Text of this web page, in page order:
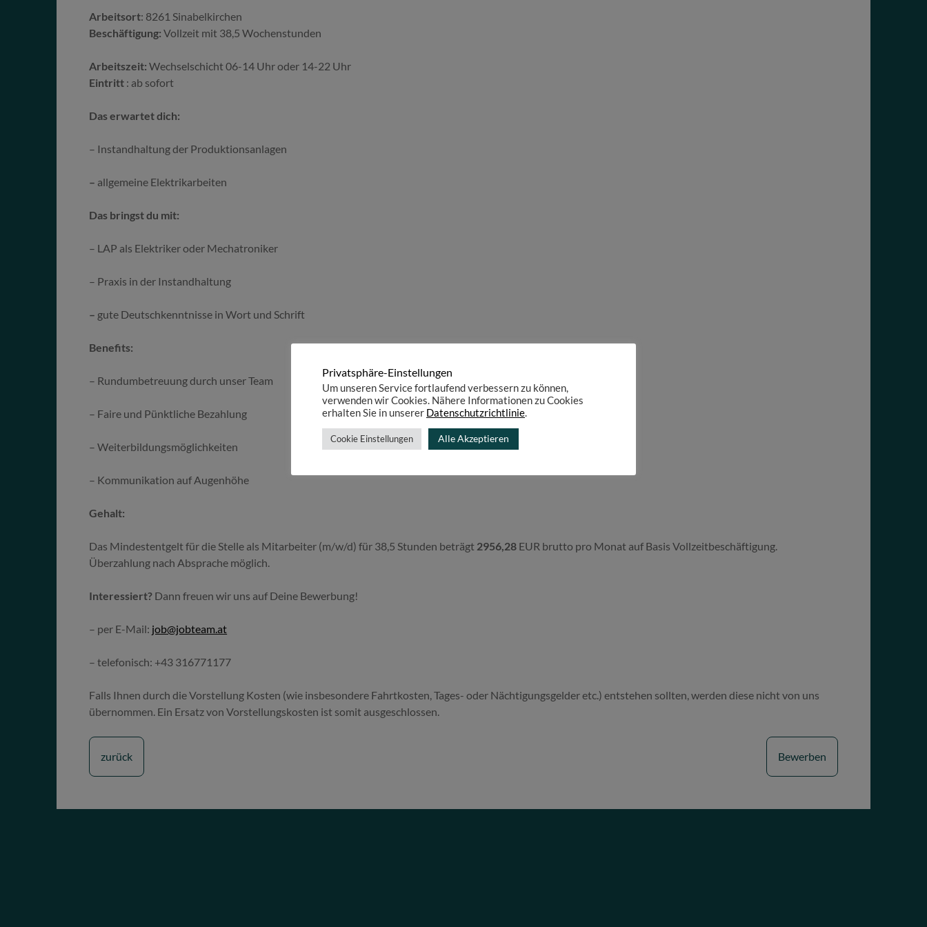
Arbeitsort: 8261 Sinabelkirchen
Beschäftigung:Vollzeit mit 38,5 Wochenstunden
Arbeitszeit: Wechselschicht 06-14 Uhr oder 14-22 Uhr
Eintritt : ab sofort
Das erwartet dich:
– Instandhaltung der Produktionsanlagen
– allgemeine Elektrikarbeiten
Das bringst du mit:
– LAP als Elektriker oder Mechatroniker
– Praxis in der Instandhaltung
– gute Deutschkenntnisse in Wort und Schrift
Benefits:
– Rundumbetreuung durch unser Team
– Faire und Pünktliche Bezahlung
– Weiterbildungsmöglichkeiten
– Kommunikation auf Augenhöhe
Gehalt:
Das Mindestentgelt für die Stelle als Mitarbeiter (m/w/d) für 38,5 Stunden beträgt 2956,28 EUR brutto pro Monat auf Basis Vollzeitbeschäftigung.
Überzahlung nach Absprache möglich.
Interessiert? Dann freuen wir uns auf Deine Bewerbung!
– per E-Mail: job@jobteam.at
– telefonisch: +43 316771177
Falls Ihnen durch die Vorstellung Kosten (wie insbesondere Fahrtkosten, Tages- oder Nächtigungsgelder etc.) entstehen sollten, werden diese nicht von uns
übernommen. Ein Ersatz von Vorstellungskosten ist somit ausgeschlossen.
zurück Bewerben
Privatsphäre-Einstellungen
Um unseren Service fortlaufend verbessern zu können,
verwenden wir Cookies. Nähere Informationen zu Cookies
erhalten Sie in unserer Datenschutzrichtlinie.
Cookie Einstellungen Alle Akzeptieren